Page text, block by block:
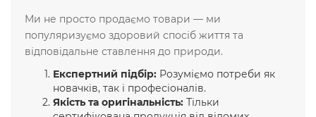
Ми не просто продаємо товари — ми
популяризуємо здоровий спосіб життя та
відповідальне ставлення до природи.
Експертний підбір: Розуміємо потреби як
новачків, так і професіоналів.
Якість та оригінальність: Тільки